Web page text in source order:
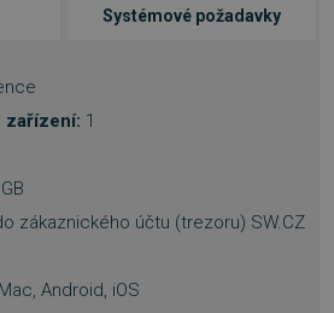
Systémové požadavky
zařízení: 1
zákaznického účtu (trezoru) SW.CZ
Android, iOS